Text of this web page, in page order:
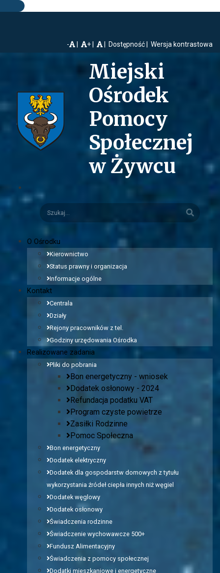
- + Dostępność Wersja kontrastowa
Miejski
Ośrodek
Pomocy
Społecznej
w Żywcu
Szukaj
O Ośrodku
Kierownictwo
Status prawny i organizacja
Informacje ogólne
Kontakt
Centrala
Działy
Rejony pracowników z tel.
Godziny urzędowania Ośrodka
Realizowane zadania
Pliki do pobrania
Bon energetyczny - wniosek
Dodatek osłonowy - 2024
Refundacja podatku VAT
Program czyste powietrze
Zasiłki Rodzinne
Pomoc Społeczna
Bon energetyczny
Dodatek elektryczny
Dodatek dla gospodarstw domowych z tytułu
wykorzystania źródeł ciepła innych niż węgiel
Dodatek węglowy
Dodatek osłonowy
Świadczenia rodzinne
Świadczenie wychowawcze 500+
Fundusz Alimentacyjny
Świadczenia z pomocy społecznej
Dodatki mieszkaniowe i energetyczne